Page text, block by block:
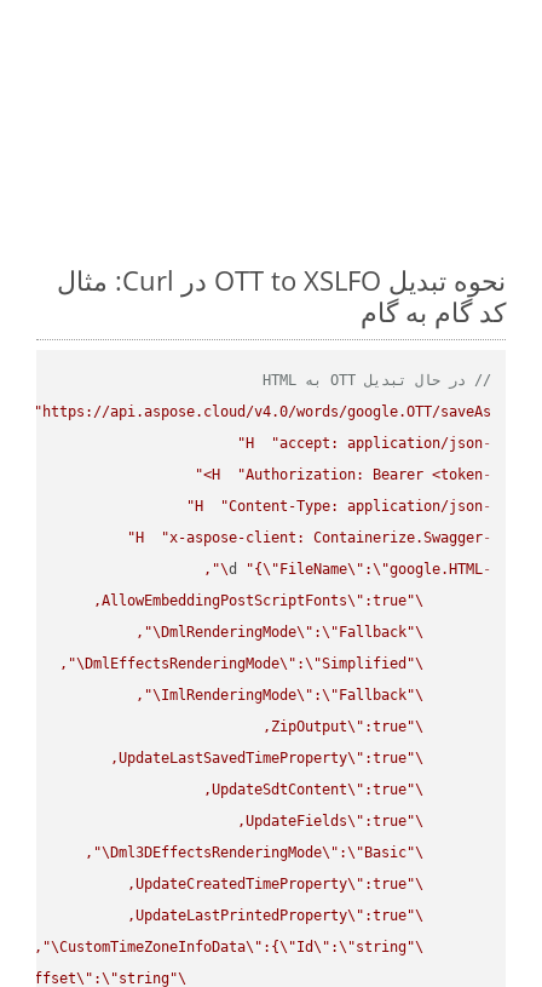
نحوه تبدیل OTT to XSLFO در Curl: مثال
کد گام به گام
// در حال تبدیل OTT به HTML
"https://api.aspose.cloud/v4.0/words/google.OTT/saveAs"
-
H
"accept: application/json"
-
H
"Authorization: Bearer <token>"
-
H
"Content-Type: application/json"
-
H
"x-aspose-client: Containerize.Swagger"
-
d "{\" FileName\" :\"google.HTML
\"
\"
AllowEmbeddingPostScriptFonts\"
\"
DmlRenderingMode\" :\" Fallback
\"
\"
DmlEffectsRenderingMode\" :\"Simplified
\"
\"
ImlRenderingMode\" :\" Fallback
\"
\"
ZipOutput\"
\"
UpdateLastSavedTimeProperty\"
\"
UpdateSdtContent\"
\"
UpdateFields\"
\"
Dml3DEffectsRenderingMode\" :\" Basic
\"
\"
UpdateCreatedTimeProperty\"
\"
UpdateLastPrintedProperty\"
\"
CustomTimeZoneInfoData\" :{\"Id\" :\"string
\"
\"
\" :\"string